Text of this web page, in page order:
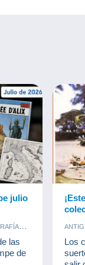
julio
las
de
Los